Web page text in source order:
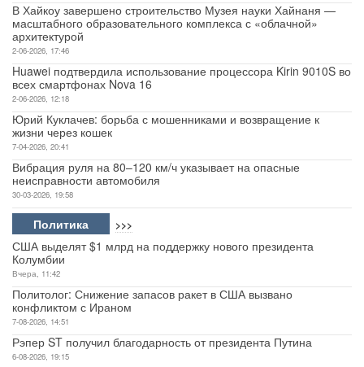
В Хайкоу завершено строительство Музея науки Хайнаня —
масштабного образовательного комплекса с «облачной»
архитектурой
2-06-2026, 17:46
Huawei подтвердила использование процессора Kirin 9010S во
всех смартфонах Nova 16
2-06-2026, 12:18
Юрий Куклачев: борьба с мошенниками и возвращение к
жизни через кошек
7-04-2026, 20:41
Вибрация руля на 80–120 км/ч указывает на опасные
неисправности автомобиля
30-03-2026, 19:58
Политика >>>
США выделят $1 млрд на поддержку нового президента
Колумбии
Вчера, 11:42
Политолог: Снижение запасов ракет в США вызвано
конфликтом с Ираном
7-08-2026, 14:51
Рэпер ST получил благодарность от президента Путина
6-08-2026, 19:15